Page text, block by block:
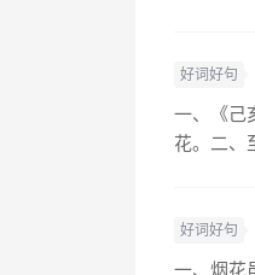
好词好句
一、《己
花。二、
好词好句
一、烟花